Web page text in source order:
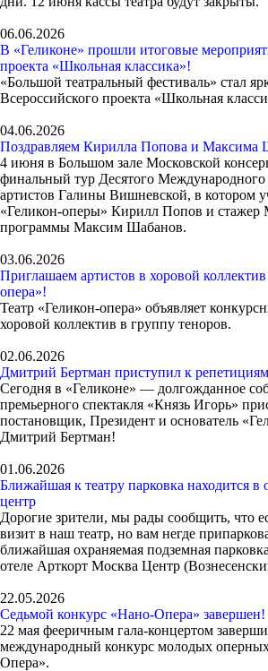
06.06.2026
В «Геликоне» прошли итоговые
проекта «Школьная классика»!
«Большой театральный фестиваль» стал
Всероссийского проекта «Школьная
04.06.2026
Поздравляем Кирилла Попова и Максима
4 июня в Большом зале Московской
финальный тур Десятого
артистов Галины Вишневской, в котором
«Геликон-оперы» Кирилл Попов и стажер
программы Максим Шабанов.
03.06.2026
Приглашаем артистов в хоровой коллектив
опера»!
Театр «Геликон-опера» объявляет
хоровой коллектив в группу теноров.
02.06.2026
Дмитрий Бертман приступил к
Сегодня в «Геликоне» — долгожданное
премьерного спектакля «Князь Игорь»
постановщик, Президент и основатель
Дмитрий Бертман!
01.06.2026
Ближайшая к театру парковка находится в
центр
Дорогие зрители, мы рады сообщить, что
визит в наш театр, но вам негде
ближайшая охраняемая подземная
отеле Арткорт Москва Центр
22.05.2026
Седьмой конкурс «Нано-Опера» завершен!
22 мая фееричным гала-концертом
международный конкурс молодых
Опера».